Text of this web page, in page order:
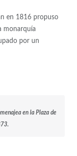
en 1816 propuso
monarquía
por un
en la Plaza de